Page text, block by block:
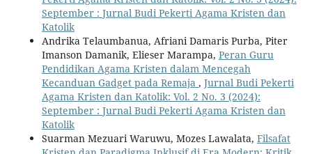
September : Jurnal Budi Pekerti Agama Kristen dan
Katolik
Andrika Telaumbanua, Afriani Damaris Purba, Piter
Imanson Damanik, Elieser Marampa, Peran Guru
Pendidikan Agama Kristen dalam Mencegah
Kecanduan Gadget pada Remaja , Jurnal Budi Pekerti
Agama Kristen dan Katolik: Vol. 2 No. 3 (2024):
September : Jurnal Budi Pekerti Agama Kristen dan
Katolik
Suarman Mezuari Waruwu, Mozes Lawalata, Filsafat